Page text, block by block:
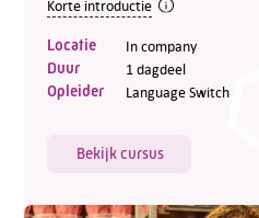
Korte introductie
Locatie In company
Duur 1 dagdeel
Opleider Language Switch
Bekijk cursus